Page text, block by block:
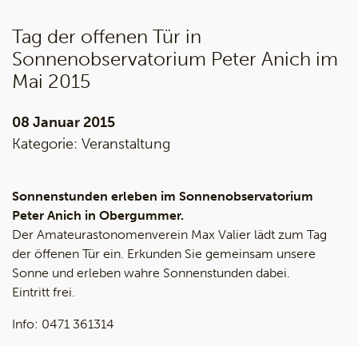
Tag der offenen Tür in
Sonnenobservatorium Peter Anich im
Mai 2015
08 Januar 2015
Kategorie: Veranstaltung
Sonnenstunden erleben im Sonnenobservatorium
Peter Anich in Obergummer.
Der Amateurastonomenverein Max Valier lädt zum Tag
der öffenen Tür ein. Erkunden Sie gemeinsam unsere
Sonne und erleben wahre Sonnenstunden dabei.
Eintritt frei.
Info: 0471 361314